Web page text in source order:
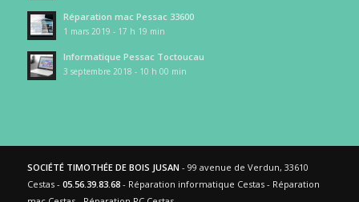
Réparation mac Pessac 33600
1 mars 2019 - 17 h 19 min
Informatique Pessac Toctoucau
3 septembre 2018 - 10 h 00 min
SOCIÉTÉ TIMOTHÉE DE BOIS JUSAN - 99 avenue de Verdun, 33610
Cestas - 05.56.39.83.68- Réparation informatique Cestas - Réparation